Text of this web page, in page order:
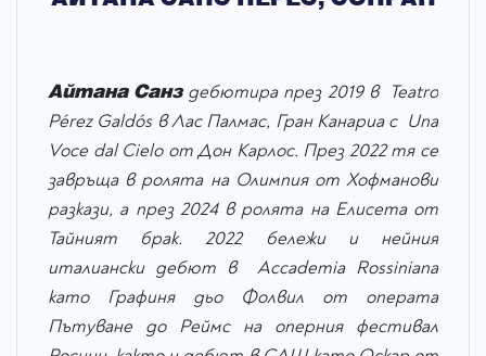
Айтана Санздебютира през 2019 в Teatro
Pérez Galdós в Лас Палмас, Гран Канариа с Una
Voce dal Cielo от Дон Карлос. През 2022 тя се
завръща в ролята на Олимпия от Хофманови
разкази, а през 2024 в ролята на Елисета от
Тайният брак. 2022 бележи и нейния
италиански дебют в Accademia Rossiniana
като Графиня дьо Фолвил от операта
Пътуване до Реймс на оперния фестивал